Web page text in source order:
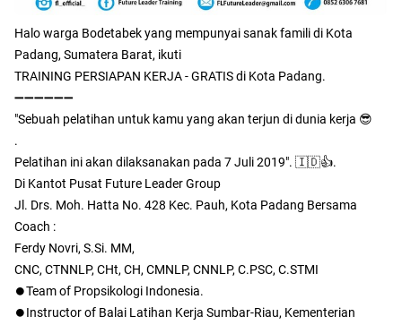
Halo warga Bodetabek yang mempunyai sanak famili di Kota
Padang, Sumatera Barat, ikuti
TRAINING PERSIAPAN KERJA - GRATIS di Kota Padang.
➖➖➖➖➖➖
"Sebuah pelatihan untuk kamu yang akan terjun di dunia kerja 😎
.
Pelatihan ini akan dilaksanakan pada 7 Juli 2019". 🇮🇩👍.
Di Kantot Pusat Future Leader Group
Jl. Drs. Moh. Hatta No. 428 Kec. Pauh, Kota Padang Bersama
Coach :
Ferdy Novri, S.Si. MM,
CNC, CTNNLP, CHt, CH, CMNLP, CNNLP, C.PSC, C.STMI
⏺️Team of Propsikologi Indonesia.
⏺️Instructor of Balai Latihan Kerja Sumbar-Riau, Kementerian